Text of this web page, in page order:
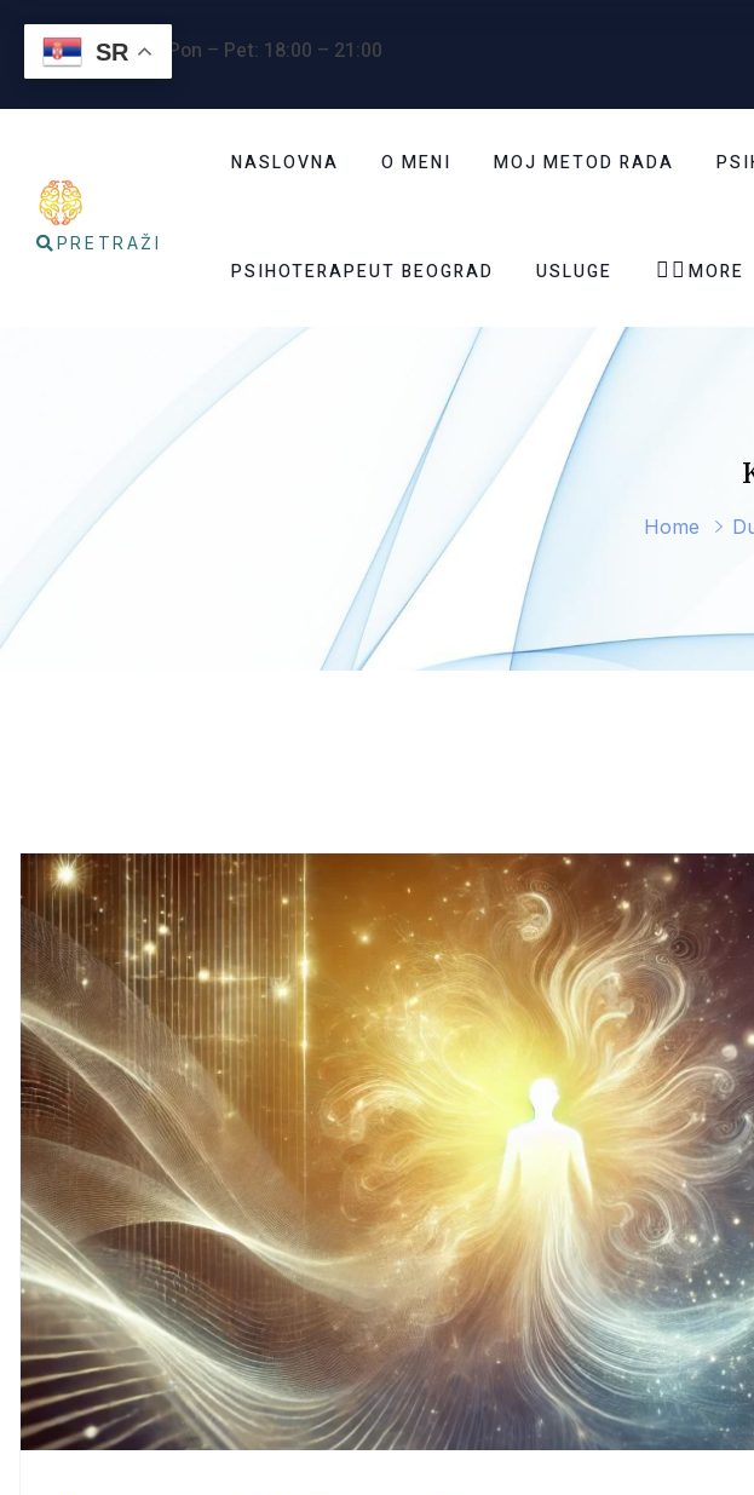
Radno vreme : Pon – Pet: 18:00 – 21:00
PRETRAŽI
NASLOVNA O MENI MOJ METOD RADA
PSIHOTERAPEUT BEOGRAD USLUGE   MORE
Home
SR